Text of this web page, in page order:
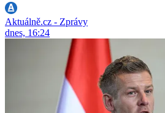
Aktuálně.cz - Zprávy
dnes, 16:24